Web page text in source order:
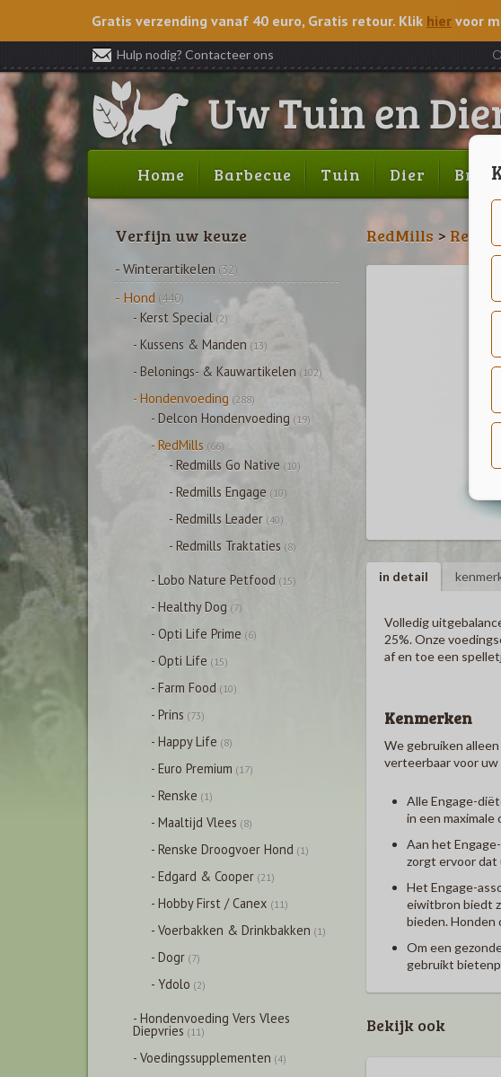
Gratis verzending vanaf 40 euro, Gratis retour. Klik hier voor
Hulp nodig? Contacteer ons
Home Barbecue Tuin Dier
RedMills >
in detail
Volledig
25%.Onze
af ​​en toe een
Kenmerken
We gebruiken
verteerbaar voor uw
Alle Engage-
in een
Aan het
zorgt ervoor dat
Het Engage-
eiwitbron biedt
bieden.
Om een
gebruikt
Bekijk ook
Verfijn uw keuze
- Winterartikelen (32)
- Hond (440)
- Kerst Special (2)
- Kussens & Manden (13)
- Belonings- & Kauwartikelen (102)
- Hondenvoeding (288)
- Delcon Hondenvoeding (19)
- RedMills (66)
- Redmills Go Native (10)
- Redmills Engage (10)
- Redmills Leader (40)
- Redmills Traktaties (8)
- Lobo Nature Petfood (15)
- Healthy Dog (7)
- Opti Life Prime (6)
- Opti Life (15)
- Farm Food (10)
- Prins (73)
- Happy Life (8)
- Euro Premium (17)
- Renske (1)
- Maaltijd Vlees (8)
- Renske Droogvoer Hond (1)
- Edgard & Cooper (21)
- Hobby First / Canex (11)
- Voerbakken & Drinkbakken (1)
- Dogr (7)
- Ydolo (2)
- Hondenvoeding Vers Vlees
Diepvries (11)
- Voedingssupplementen (4)